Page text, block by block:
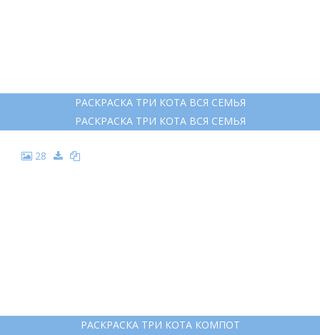
РАСКРАСКА ТРИ КОТА ВСЯ СЕМЬЯ
РАСКРАСКА ТРИ КОТА ВСЯ СЕМЬЯ
28
РАСКРАСКА ТРИ КОТА КОМПОТ